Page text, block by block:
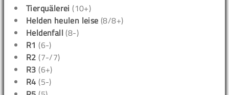
Tierquälerei (10+)
Helden heulen leise (8/8+)
Heldenfall (8-)
R1 (6-)
R2 (7-/7)
R3 (6+)
R4 (5-)